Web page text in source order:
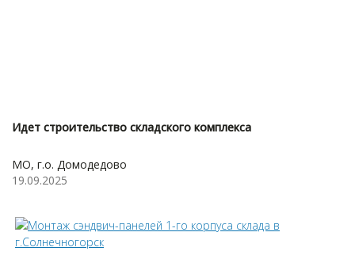
Идет строительство складского комплекса
МО, г.о. Домодедово
19.09.2025